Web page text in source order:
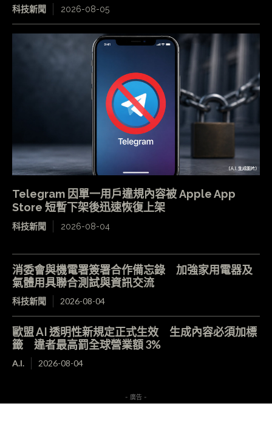
科技新聞 2026-08-05
Telegram 因單一用戶違規內容被 Apple App
Store 短暫下架後迅速恢復上架
科技新聞 2026-08-04
消委會與機電署簽署合作備忘錄 加強家用電器及
氣體用具聯合測試與資訊交流
科技新聞 2026-08-04
歐盟 AI 透明性新規定正式生效 生成內容必須加標
籤 違者最高罰全球營業額 3%
A.I. 2026-08-04
- 廣告 -